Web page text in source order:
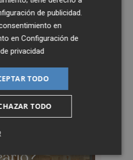
de publicidad
en
enConfiguración de
privacidad
TODO
TODO